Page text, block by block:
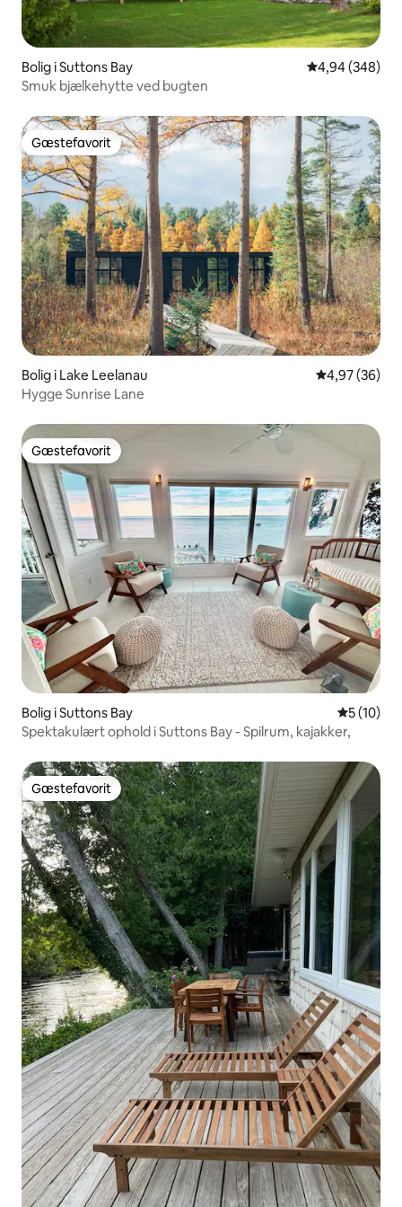
Bolig i Suttons Bay 4,94 ud af 5 i
4,94 (348)
Smuk bjælkehytte ved bugten
Gæstefavorit
Gæstefavorit
Bolig i Lake Leelanau 4,97 ud af 5 i
4,97 (36)
Hygge Sunrise Lane
Gæstefavorit
Gæstefavorit
Bolig i Suttons Bay 5 ud af 5 i
5 (10)
Spektakulært ophold i Suttons Bay - Spilrum, kajakker,
Gæstefavorit
Gæstefavorit